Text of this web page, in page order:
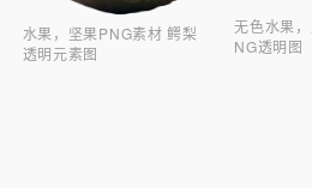
水果，坚果PNG素材 鳄梨
透明元素图
无色水果
NG透明图